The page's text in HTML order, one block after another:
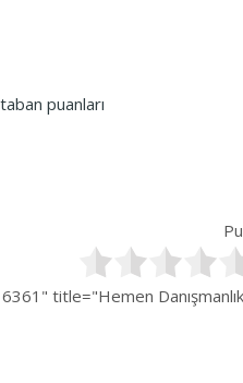
puanları
title="Hemen Danışmanlık